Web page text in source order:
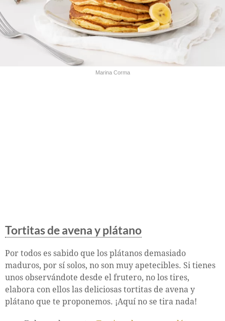
Marina Corma
Tortitas de avena y plátano
Por todos es sabido que los plátanos demasiado
maduros, por sí solos, no son muy apetecibles. Si tienes
unos observándote desde el frutero, no los tires,
elabora con ellos las deliciosas tortitas de avena y
plátano que te proponemos. ¡Aquí no se tira nada!